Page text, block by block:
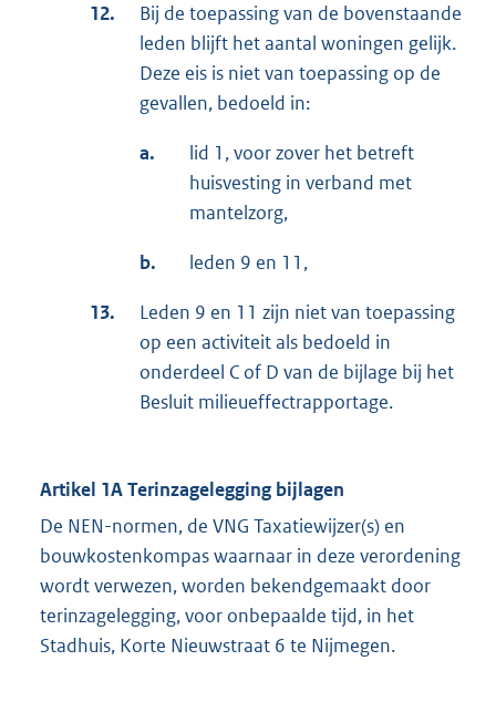
12.
Bij de toepassing van de bovenstaande
leden blijft het aantal woningen gelijk.
Deze eis is niet van toepassing op de
gevallen, bedoeld in:
a.
lid 1, voor zover het betreft
huisvesting in verband met
mantelzorg,
b. leden 9 en 11,
13.
Leden 9 en 11 zijn niet van toepassing
op een activiteit als bedoeld in
onderdeel C of D van de bijlage bij het
Besluit milieueffectrapportage.
Artikel 1A Terinzagelegging bijlagen
De NEN-normen, de VNG Taxatiewijzer(s) en
bouwkostenkompas waarnaar in deze verordening
wordt verwezen, worden bekendgemaakt door
terinzagelegging, voor onbepaalde tijd, in het
Stadhuis, Korte Nieuwstraat 6 te Nijmegen.